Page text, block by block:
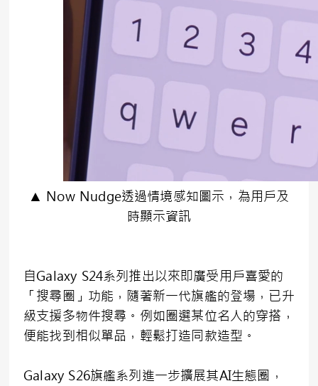
▲ Now Nudge透過情境感知圖示，為用戶及
時顯示資訊
自Galaxy S24系列推出以來即廣受用戶喜愛的
「搜尋圈」功能，隨著新一代旗艦的登場，已升
級支援多物件搜尋。例如圈選某位名人的穿搭，
便能找到相似單品，輕鬆打造同款造型。
Galaxy S26旗艦系列進一步擴展其AI生態圈，